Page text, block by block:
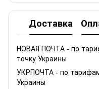
Доставка
НОВАЯ ПОЧТА - по
точку Украины
УКРПОЧТА - по
Украины